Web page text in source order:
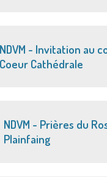
NDVM - Invitation au
Coeur Cathédrale
NDVM - Prières du
Plainfaing